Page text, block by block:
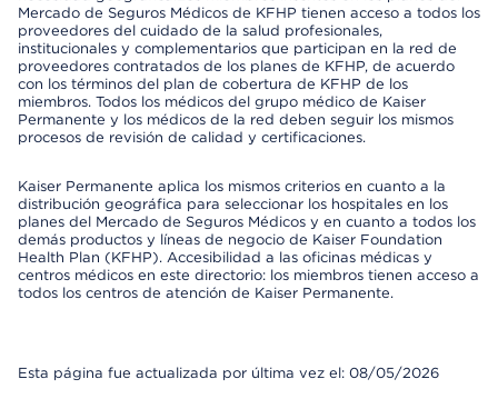
Mercado de Seguros Médicos de KFHP tienen acceso a todos los
proveedores del cuidado de la salud profesionales,
institucionales y complementarios que participan en la red de
proveedores contratados de los planes de KFHP, de acuerdo
con los términos del plan de cobertura de KFHP de los
miembros. Todos los médicos del grupo médico de Kaiser
Permanente y los médicos de la red deben seguir los mismos
procesos de revisión de calidad y certificaciones.
Kaiser Permanente aplica los mismos criterios en cuanto a la
distribución geográfica para seleccionar los hospitales en los
planes del Mercado de Seguros Médicos y en cuanto a todos los
demás productos y líneas de negocio de Kaiser Foundation
Health Plan (KFHP). Accesibilidad a las oficinas médicas y
centros médicos en este directorio: los miembros tienen acceso a
todos los centros de atención de Kaiser Permanente.
Esta página fue actualizada por última vez el: 08/05/2026